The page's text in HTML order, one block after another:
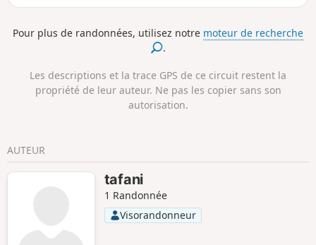
Pour plus de randonnées, utilisez notre moteur de recherche
.
Les descriptions et la trace GPS de ce circuit restent la
propriété de leur auteur. Ne pas les copier sans son
autorisation.
AUTEUR
tafani
1 Randonnée
Visorandonneur